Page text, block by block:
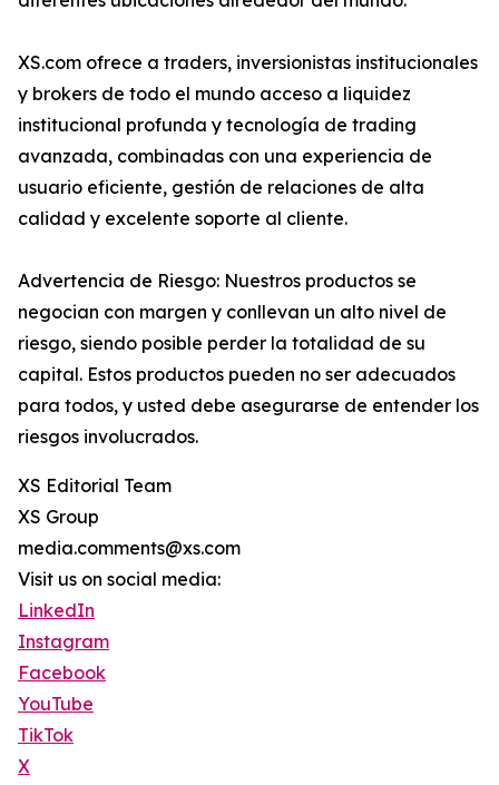
XS.com ofrece a traders, inversionistas institucionales
y brokers de todo el mundo acceso a liquidez
institucional profunda y tecnología de trading
avanzada, combinadas con una experiencia de
usuario eficiente, gestión de relaciones de alta
calidad y excelente soporte al cliente.
Advertencia de Riesgo: Nuestros productos se
negocian con margen y conllevan un alto nivel de
riesgo, siendo posible perder la totalidad de su
capital. Estos productos pueden no ser adecuados
para todos, y usted debe asegurarse de entender los
riesgos involucrados.
XS Editorial Team
XS Group
media.comments@xs.com
Visit us on social media:
LinkedIn
Instagram
Facebook
YouTube
TikTok
X